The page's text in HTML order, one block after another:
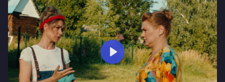
Play